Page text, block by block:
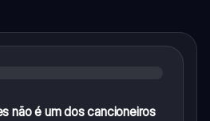
não é um dos cancioneiros